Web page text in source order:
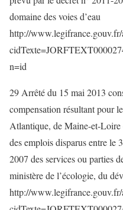
domaine des voies d’eau
http://
n=id
29 Arrêté du 15 mai 2013
compensation résultant pour
Atlantique, de Maine-et-Loire
des emplois disparus entre le
2007 des services ou parties
ministère de l’écologie, du
http://